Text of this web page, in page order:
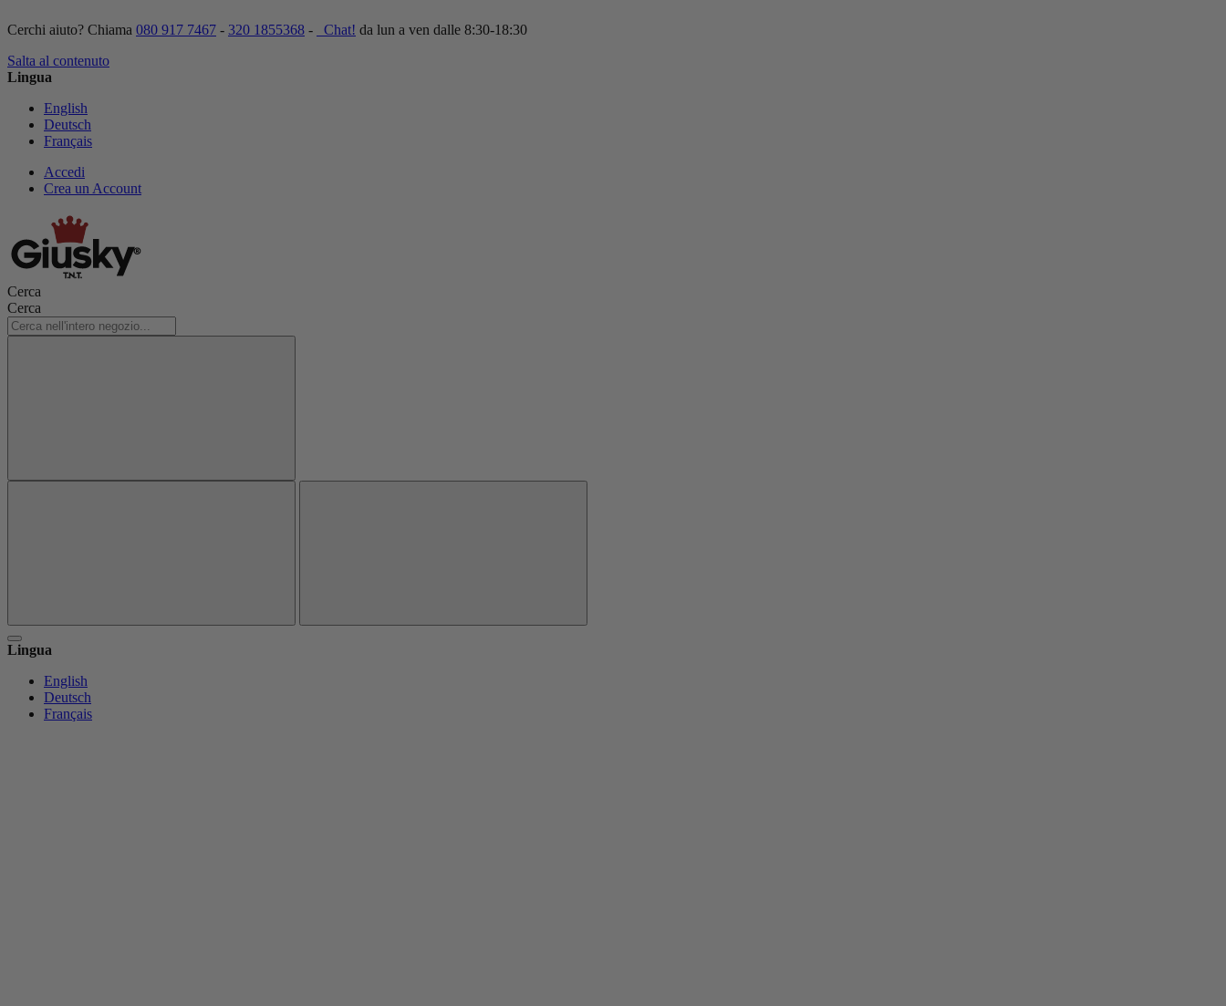
Cerchi aiuto? Chiama 080 917 7467 - 320 1855368 - Chat! da lun a ven dalle 8:30-18:30
Salta al contenuto
Lingua
English
Deutsch
Français
Accedi
Crea un Account
Cerca
Cerca
Lingua
English
Deutsch
Français